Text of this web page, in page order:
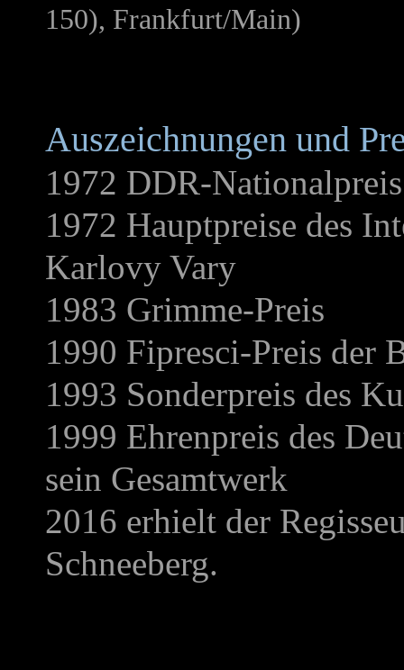
150), Frankfurt/Main)
Auszeichnungen und
1972 DDR-
1972 Hauptpreise des
Karlovy Vary
1983 Grimme-Preis
1990 Fipresci-Preis der
1993 Sonderpreis des
1999 Ehrenpreis des
sein Gesamtwerk
2016 erhielt der
Schneeberg.